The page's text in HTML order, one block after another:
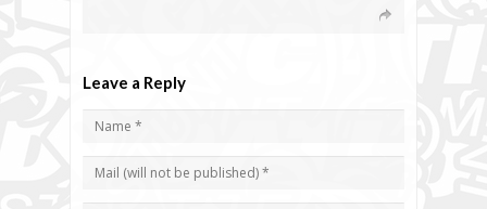
Leave a Reply